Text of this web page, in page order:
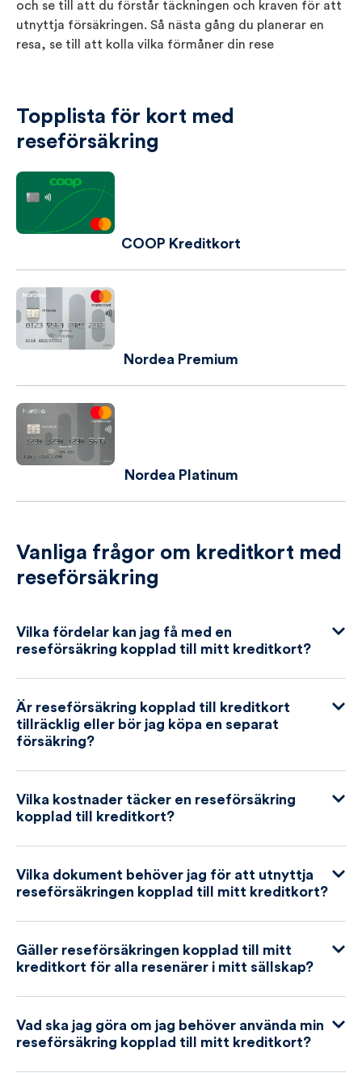
och se till att du förstår täckningen och kraven för att
utnyttja försäkringen. Så nästa gång du planerar en
resa, se till att kolla vilka förmåner din rese
Topplista för kort med
reseförsäkring
COOP Kreditkort
Nordea Premium
Nordea Platinum
Vanliga frågor om kreditkort med
reseförsäkring
Vilka fördelar kan jag få med en
reseförsäkring kopplad till mitt kreditkort?
Är reseförsäkring kopplad till kreditkort
tillräcklig eller bör jag köpa en separat
försäkring?
Vilka kostnader täcker en reseförsäkring
kopplad till kreditkort?
Vilka dokument behöver jag för att utnyttja
reseförsäkringen kopplad till mitt kreditkort?
Gäller reseförsäkringen kopplad till mitt
kreditkort för alla resenärer i mitt sällskap?
Vad ska jag göra om jag behöver använda min
reseförsäkring kopplad till mitt kreditkort?